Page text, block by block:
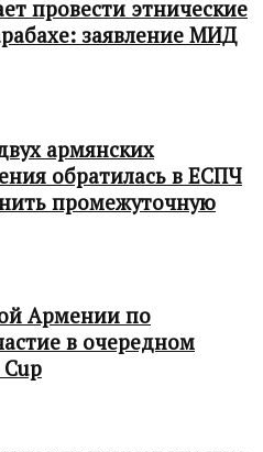
провести этнические
заявление МИД
армянских
обратилась в ЕСПЧ
промежуточную
Армении по
в очередном